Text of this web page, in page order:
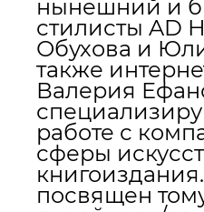
нынешний и
стилисты AD
Обухова и
также
Валерия
работе с
сферы
посвящен